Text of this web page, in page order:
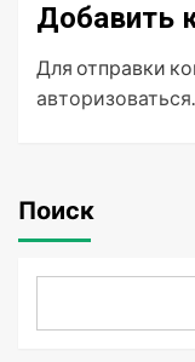
Добавить
Для отправки
авторизоваться.
Поиск